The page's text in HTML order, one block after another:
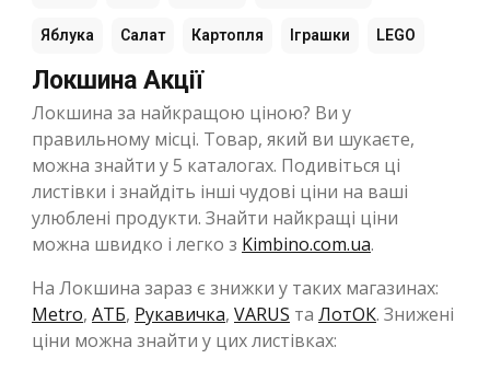
Яблука Салат Картопля Іграшки LEGO
Локшина Акції
Локшина за найкращою ціною? Ви у
правильному місці. Товар, який ви шукаєте,
можна знайти у 5 каталогах. Подивіться ці
листівки і знайдіть інші чудові ціни на ваші
улюблені продукти. Знайти найкращі ціни
можна швидко і легко з Kimbino.com.ua.
На Локшина зараз є знижки у таких магазинах:
Metro, АТБ, Рукавичка, VARUS та ЛотОК. Знижені
ціни можна знайти у цих листівках: